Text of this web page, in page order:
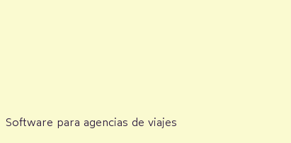
Software para agencias de viajes